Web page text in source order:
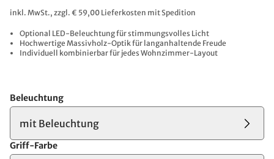
inkl. MwSt., zzgl. € 59,00 Lieferkosten mit Spedition
Optional LED-Beleuchtung für stimmungsvolles Licht
Hochwertige Massivholz-Optik für langanhaltende Freude
Individuell kombinierbar für jedes Wohnzimmer-Layout
Beleuchtung
mit Beleuchtung
Griff-Farbe